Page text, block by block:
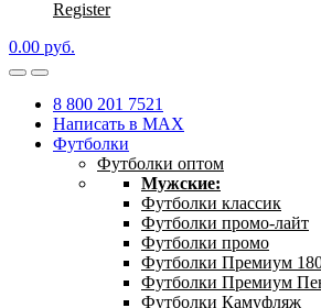
Register
0.00 руб.
8 800 201 7521
Написать в MAX
Футболки
Футболки оптом
Мужские:
Футболки классик
Футболки промо-лайт
Футболки промо
Футболки Премиум
Футболки Премиум
Футболки Камуфляж